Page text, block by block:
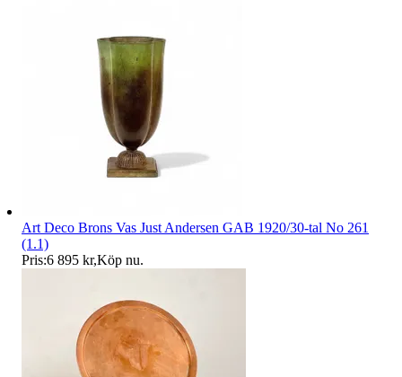
Art Deco Brons Vas Just Andersen GAB 1920/30-tal No 261
(1.1)
Pris:6 895 kr,Köp nu.